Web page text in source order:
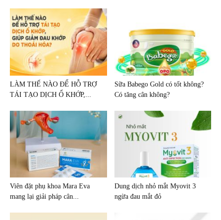
LÀM THẾ NÀO ĐỂ HỖ TRỢ
TÁI TẠO DỊCH Ổ KHỚP,...
Sữa Babego Gold có tốt không?
Có tăng cân không?
Viên đặt phụ khoa Mara Eva
mang lại giải pháp cân...
Dung dịch nhỏ mắt Myovit 3
ngừa đau mắt đỏ